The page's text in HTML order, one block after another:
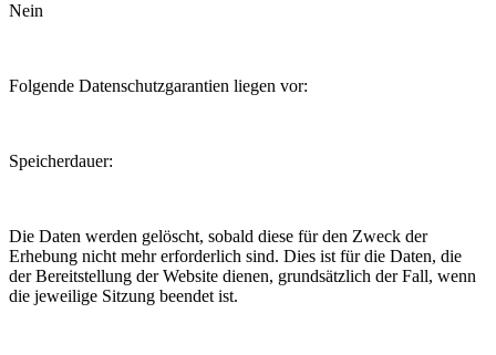
Nein
Folgende Datenschutzgarantien liegen vor:
Speicherdauer:
Die Daten werden gelöscht, sobald diese für den Zweck der
Erhebung nicht mehr erforderlich sind. Dies ist für die Daten, die
der Bereitstellung der Website dienen, grundsätzlich der Fall, wenn
die jeweilige Sitzung beendet ist.